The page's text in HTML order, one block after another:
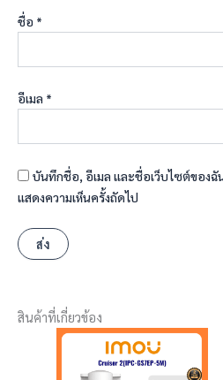
ชื่อ *
อีเมล *
บันทึกชื่อ, อีเมล และชื่อเว็บไซต์ของฉั
แสดงความเห็นครั้งถัดไป
สินค้าที่เกี่ยวข้อง